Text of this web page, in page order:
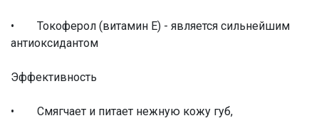
• Токоферол (витамин Е) - является сильнейшим
антиоксидантом
Эффективность
• Смягчает и питает нежную кожу губ,